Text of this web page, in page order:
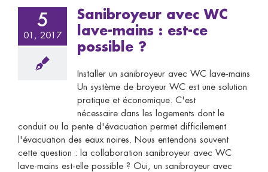
5
01, 2017
Sanibroyeur avec WC
lave-mains : est-ce
possible ?
Installer un sanibroyeur avec WC lave-mains
Un système de broyeur WC est une solution
pratique et économique. C'est
nécessaire dans les logements dont le
conduit ou la pente d'évacuation permet difficilement
l'évacuation des eaux noires. Nous entendons souvent
cette question : la collaboration sanibroyeur avec WC
lave-mains est-elle possible ? Oui, un sanibroyeur avec